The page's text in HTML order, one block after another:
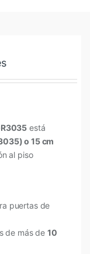
está
o 15 cm
al piso
puertas de
de más de 10